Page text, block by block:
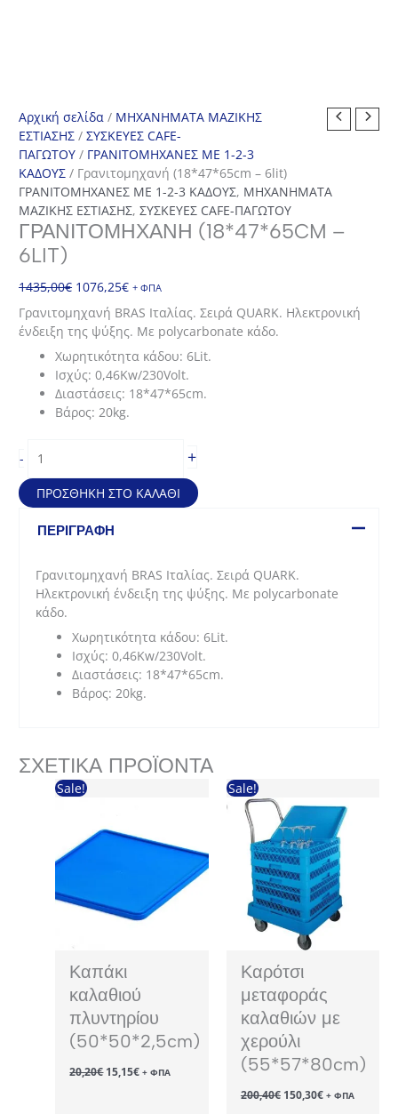
Αρχική σελίδα / ΜΗΧΑΝΗΜΑΤΑ ΜΑΖΙΚΗΣ
ΕΣΤΙΑΣΗΣ /ΣΥΣΚΕΥΕΣ CAFE-
ΠΑΓΩΤΟΥ / ΓΡΑΝΙΤΟΜΗΧΑΝΕΣ ΜΕ 1-2-3
ΚΑΔΟΥΣ / Γρανιτομηχανή (18*47*65cm – 6lit)
ΓΡΑΝΙΤΟΜΗΧΑΝΕΣ ΜΕ 1-2-3 ΚΑΔΟΥΣ, ΜΗΧΑΝΗΜΑΤΑ
ΜΑΖΙΚΗΣ ΕΣΤΙΑΣΗΣ,ΣΥΣΚΕΥΕΣ CAFE-ΠΑΓΩΤΟΥ
ΓΡΑΝΙΤΟΜΗΧΑΝΉ (18*47*65CM –
6LIT)
1435,00€ Original
was:
1435,00€.
1076,25€Η
τρέχουσα
τιμή
είναι:
1076,25€.
+ ΦΠΑ
Γρανιτομηχανή BRAS Ιταλίας. Σειρά QUARK. Ηλεκτρονική
ένδειξη της ψύξης. Με polycarbonate κάδο.
Χωρητικότητα κάδου: 6Lit.
Ισχύς: 0,46Kw/230Volt.
Διαστάσεις: 18*47*65cm.
Βάρος: 20kg.
-
(18*47*65cm
-
6lit)
ποσότητα
+
ΠΡΟΣΘΉΚΗ ΣΤΟ ΚΑΛΆΘΙ
ΠΕΡΙΓΡΑΦΉ
Γρανιτομηχανή BRAS Ιταλίας. Σειρά QUARK.
Ηλεκτρονική ένδειξη της ψύξης. Με polycarbonate
κάδο.
Χωρητικότητα κάδου: 6Lit.
Ισχύς: 0,46Kw/230Volt.
Διαστάσεις: 18*47*65cm.
Βάρος: 20kg.
ΣΧΕΤΙΚΆ ΠΡΟΪΌΝΤΑ
Sale!
Καπάκι
καλαθιού
πλυντηρίου
(50*50*2,5cm)
20,20€ Original
price
15,15€Η+ ΦΠΑ
Sale!
Καρότσι
μεταφοράς
καλαθιών με
χερούλι
(55*57*80cm)
200,40€ Original
price
150,30€Η+ ΦΠΑ